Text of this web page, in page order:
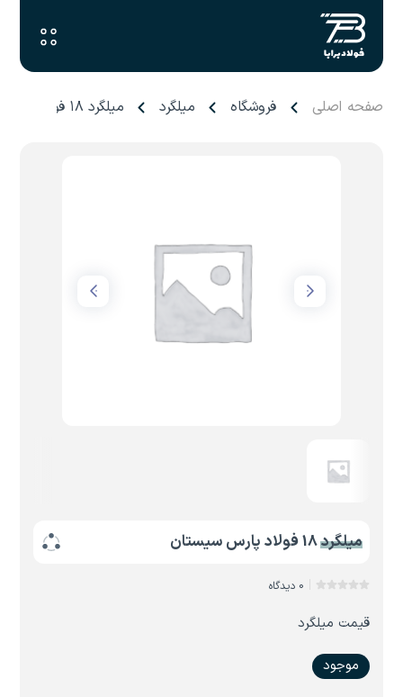
صفحه اصلی فروشگاه میلگرد میلگرد ۱۸ فولاد پارس سیستان
میلگرد 18 فولاد پارس سیستان
0 دیدگاه
قیمت میلگرد
موجود